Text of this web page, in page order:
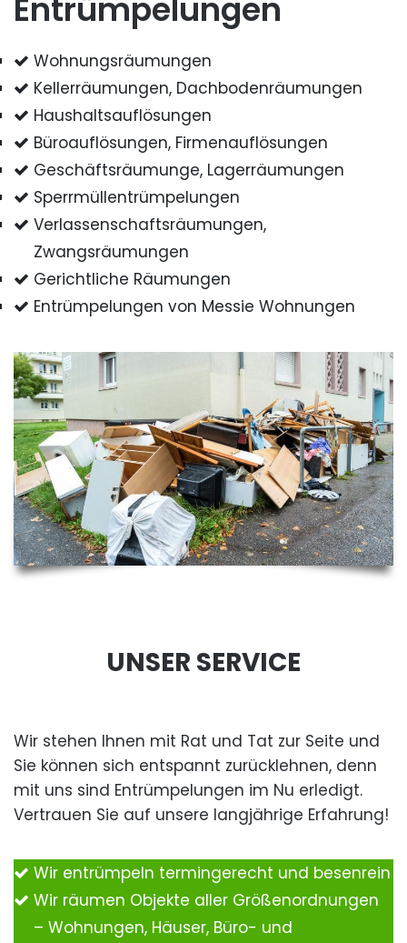
Entrümpelungen
Wohnungsräumungen
Kellerräumungen, Dachbodenräumungen
Haushaltsauflösungen
Büroauflösungen, Firmenauflösungen
Geschäftsräumunge, Lagerräumungen
Sperrmüllentrümpelungen
Verlassenschaftsräumungen,
Zwangsräumungen
Gerichtliche Räumungen
Entrümpelungen von Messie Wohnungen
UNSER SERVICE
Wir stehen Ihnen mit Rat und Tat zur Seite und
Sie können sich entspannt zurücklehnen, denn
mit uns sind Entrümpelungen im Nu erledigt.
Vertrauen Sie auf unsere langjährige Erfahrung!
Wir entrümpeln termingerecht und besenrein
Wir räumen Objekte aller Größenordnungen
– Wohnungen, Häuser, Büro- und